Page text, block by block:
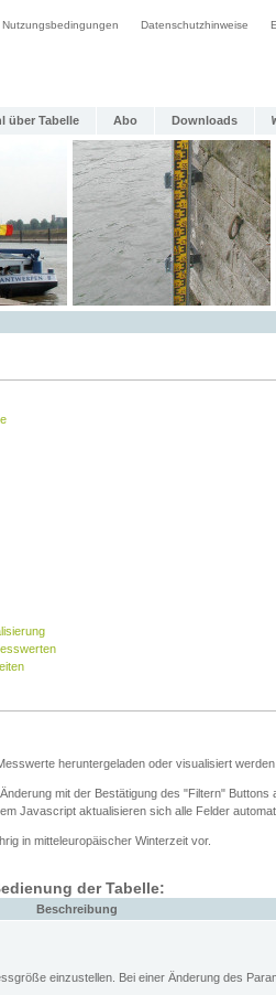
Nutzungsbedingungen Datenschutzhinweise
über Tabelle Abo Downloads
heruntergeladen oder visualisiert werden.
mit der Bestätigung des "Filtern" Buttons
Javascript aktualisieren sich alle Felder
in mitteleuropäischer Winterzeit vor.
der Tabelle:
Beschreibung
einzustellen. Bei einer Änderung des